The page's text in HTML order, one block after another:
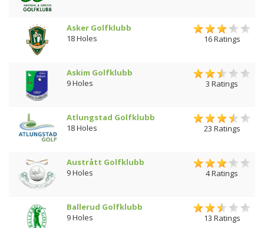
Asker Golfklubb
18 Holes
16 Ratings
Askim Golfklubb
9 Holes
3 Ratings
Atlungstad Golfklubb
18 Holes
23 Ratings
Austrått Golfklubb
9 Holes
4 Ratings
Ballerud Golfklubb
9 Holes
13 Ratings